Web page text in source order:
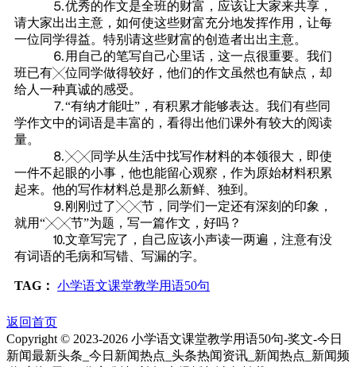
⒌优秀的作文是全班的财富，应该让大家来共享，
请大家出出主意，如何使这些财富充分地发挥作用，让每
一位同学得益。特别请这些财富的创造者出出主意。
⒍用自己的笔写自己心里话，这一点很重要。我们
班已有╳位同学做得较好，他们的作文虽然也有缺点，却
给人一种真诚的感受。
⒎“有纳才能吐”，有积累才能够表达。我们有些同
学作文中的词语是丰富的，看得出他们课外有较大的阅读
量。
⒏╳╳同学从生活中找写作材料的本领很大，即使
一件不起眼的小事，他也能留心观察，作为原始材料积累
起来。他的写作材料总是那么新鲜、独到。
⒐刚刚过了╳╳节，同学们一定还有深刻的印象，
就用“╳╳节”为题，写一篇作文，好吗？
⒑文章写完了，自己应该小声读一两遍，注意有没
有词语的毛病和写错、写漏的字。
TAG： 小学语文课堂教学用语50句
返回首页
Copyright © 2023-2026 小学语文课堂教学用语50句-奖文-今日
新闻最新头条_今日新闻热点_头条热闻资讯_新闻热点_新闻频